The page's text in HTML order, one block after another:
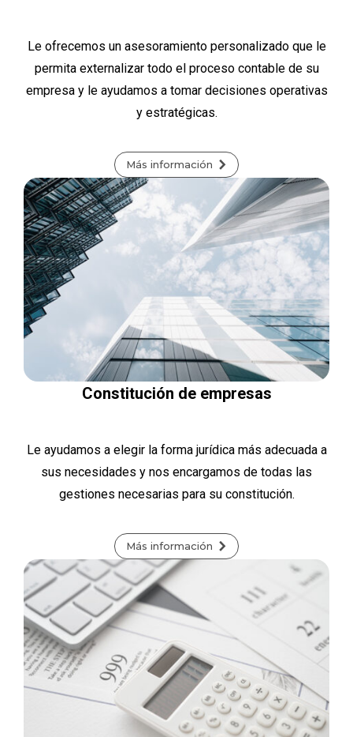
Le ofrecemos un asesoramiento personalizado que le
permita externalizar todo el proceso contable de su
empresa y le ayudamos a tomar decisiones operativas
y estratégicas.
Más información
Constitución de empresas
Le ayudamos a elegir la forma jurídica más adecuada a
sus necesidades y nos encargamos de todas las
gestiones necesarias para su constitución.
Más información